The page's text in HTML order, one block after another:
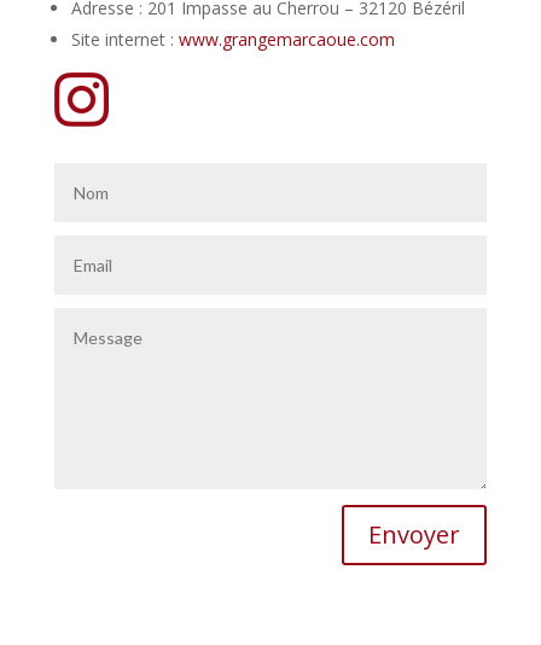
Adresse : 201 Impasse au Cherrou – 32120 Bézéril
Site internet : www.grangemarcaoue.com
Envoyer